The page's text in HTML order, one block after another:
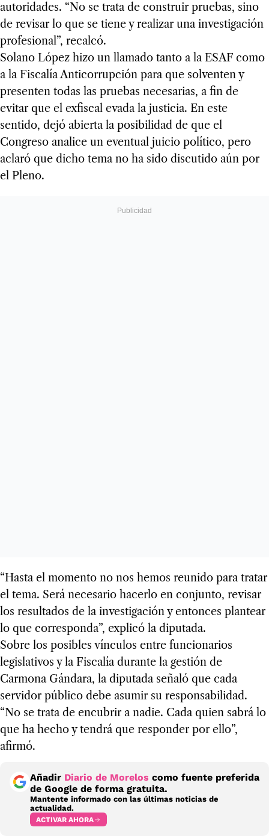
autoridades. “No se trata de construir pruebas, sino
de revisar lo que se tiene y realizar una investigación
profesional”, recalcó.
Solano López hizo un llamado tanto a la ESAF como
a la Fiscalía Anticorrupción para que solventen y
presenten todas las pruebas necesarias, a fin de
evitar que el exfiscal evada la justicia. En este
sentido, dejó abierta la posibilidad de que el
Congreso analice un eventual juicio político, pero
aclaró que dicho tema no ha sido discutido aún por
el Pleno.
“Hasta el momento no nos hemos reunido para tratar
el tema. Será necesario hacerlo en conjunto, revisar
los resultados de la investigación y entonces plantear
lo que corresponda”, explicó la diputada.
Sobre los posibles vínculos entre funcionarios
legislativos y la Fiscalía durante la gestión de
Carmona Gándara, la diputada señaló que cada
servidor público debe asumir su responsabilidad.
“No se trata de encubrir a nadie. Cada quien sabrá lo
que ha hecho y tendrá que responder por ello”,
afirmó.
Añadir Diario de Morelos como fuente preferida
de Google de forma gratuita.
Mantente informado con las últimas noticias de
actualidad.
ACTIVAR AHORA